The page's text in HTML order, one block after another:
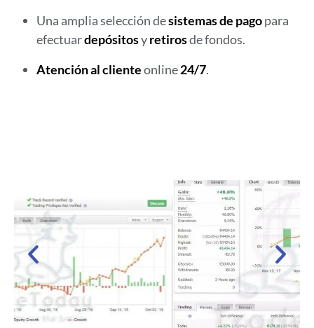
Una amplia selección desistemas de pagopara
efectuardepósitosyretirosde fondos.
Atención al clienteonline24/7.